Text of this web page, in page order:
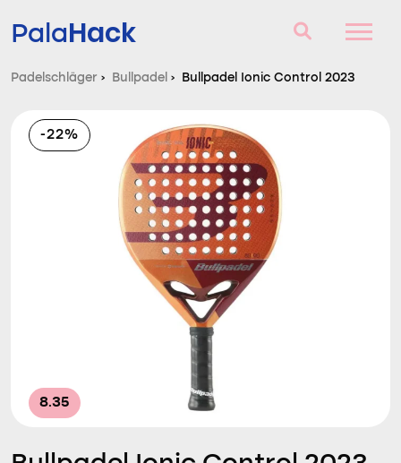
PalaHack
Fragen und Antworten
Vergleich
Padelschläger › Bullpadel › Bullpadel Ionic Control 2023
-22%
8.35